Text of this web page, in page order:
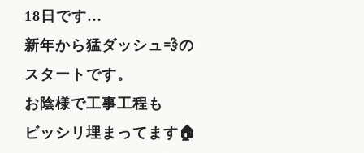
18日です…
新年から猛ダッシュ💨の
スタートです。
お陰様で工事工程も
ビッシリ埋まってます🏠